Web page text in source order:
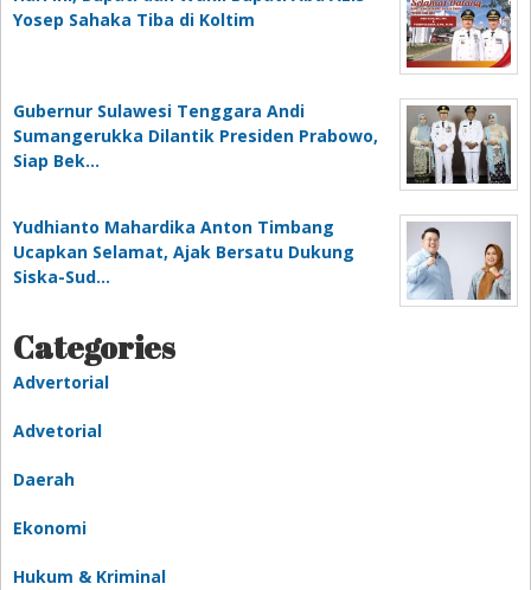
Yosep Sahaka Tiba di Koltim
Gubernur Sulawesi Tenggara Andi
Sumangerukka Dilantik Presiden Prabowo,
Siap Bek…
Yudhianto Mahardika Anton Timbang
Ucapkan Selamat, Ajak Bersatu Dukung
Siska-Sud…
Categories
Advertorial
Advetorial
Daerah
Ekonomi
Hukum & Kriminal